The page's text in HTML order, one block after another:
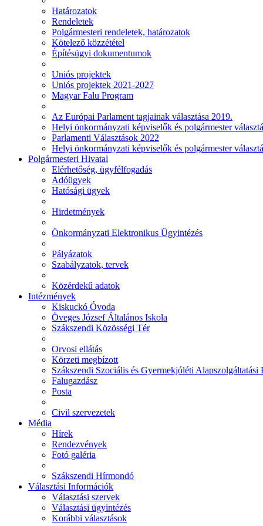
Határozatok
Rendeletek
Polgármesteri rendeletek, határozatok
Kötelező közzététel
Építésügyi dokumentumok
Uniós projektek
Uniós projektek 2021-2027
Magyar Falu Program
Az Európai Parlament tagjainak választása 2019.
Helyi önkormányzati képviselők és polgármester
Parlamenti Választások 2022
Helyi önkormányzati képviselők és polgármester
Polgármesteri Hivatal
Elérhetőség, ügyfélfogadás
Adóügyek
Hatósági ügyek
Hirdetmények
Önkormányzati Elektronikus Ügyintézés
Pályázatok
Szabályzatok, tervek
Közérdekű adatok
Intézmények
Kiskuckó Óvoda
Öveges József Általános Iskola
Szákszendi Közösségi Tér
Orvosi ellátás
Körzeti megbízott
Szákszendi Szociális és Gyermekjóléti Alapszolgáltatási
Falugazdász
Posta
Civil szervezetek
Média
Hírek
Rendezvények
Fotó galéria
Szákszendi Hírmondó
Választási Információk
Választási szervek
Választási ügyintézés
Korábbi választások